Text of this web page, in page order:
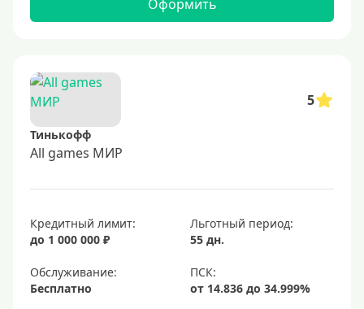
Оформить
5
Тинькофф
All games МИР
Кредитный лимит:
до 1 000 000 ₽
Льготный период:
55 дн.
Обслуживание:
Бесплатно